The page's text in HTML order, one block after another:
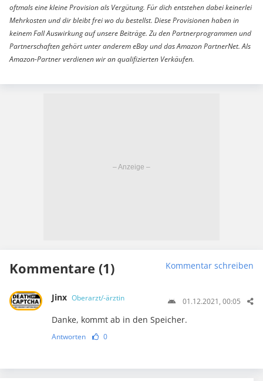
oftmals eine kleine Provision als Vergütung. Für dich entstehen dabei keinerlei
Mehrkosten und dir bleibt frei wo du bestellst. Diese Provisionen haben in
keinem Fall Auswirkung auf unsere Beiträge. Zu den Partnerprogrammen und
Partnerschaften gehört unter anderem eBay und das Amazon PartnerNet. Als
Amazon-Partner verdienen wir an qualifizierten Verkäufen.
Kommentare (1) Kommentar schreiben
Jinx Oberarzt/-ärztin 01.12.2021, 00:05
Danke, kommt ab in den Speicher.
Antworten 0